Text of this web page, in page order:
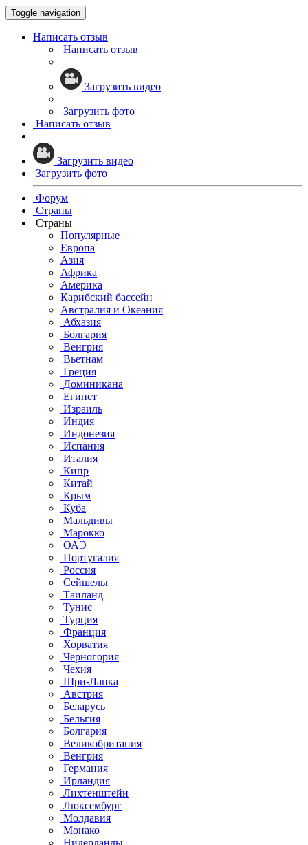
Toggle navigation
Написать отзыв
Написать отзыв
Загрузить видео
Загрузить фото
Написать отзыв
Загрузить видео
Загрузить фото
Форум
Страны
Страны
Популярные
Европа
Азия
Африка
Америка
Карибский бассейн
Австралия и Океания
Абхазия
Болгария
Венгрия
Вьетнам
Греция
Доминикана
Египет
Израиль
Индия
Индонезия
Испания
Италия
Кипр
Китай
Крым
Куба
Мальдивы
Марокко
ОАЭ
Португалия
Россия
Сейшелы
Таиланд
Тунис
Турция
Франция
Хорватия
Черногория
Чехия
Шри-Ланка
Австрия
Беларусь
Бельгия
Болгария
Великобритания
Венгрия
Германия
Ирландия
Лихтенштейн
Люксембург
Молдавия
Монако
Нидерланды